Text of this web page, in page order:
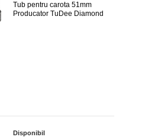
Tub pentru carota 51mm
Producator TuDee Diamond
Disponibil